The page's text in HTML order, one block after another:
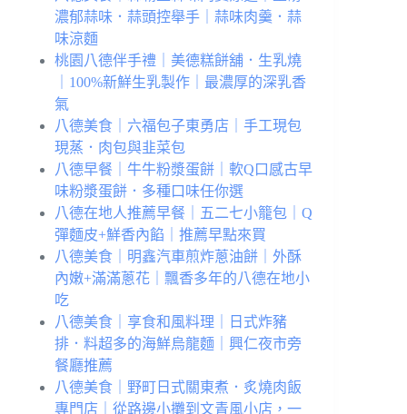
濃郁蒜味．蒜頭控舉手｜蒜味肉羹．蒜
味涼麵
桃園八德伴手禮｜美德糕餅舖．生乳燒
｜100%新鮮生乳製作｜最濃厚的深乳香
氣
八德美食｜六福包子東勇店｜手工現包
現蒸．肉包與韭菜包
八德早餐｜牛牛粉漿蛋餅｜軟Q口感古早
味粉漿蛋餅．多種口味任你選
八德在地人推薦早餐｜五二七小籠包｜Q
彈麵皮+鮮香內餡｜推薦早點來買
八德美食｜明鑫汽車煎炸蔥油餅｜外酥
內嫩+滿滿蔥花｜飄香多年的八德在地小
吃
八德美食｜享食和風料理｜日式炸豬
排．料超多的海鮮烏龍麵｜興仁夜市旁
餐廳推薦
八德美食｜野町日式關東煮．炙燒肉飯
專門店｜從路邊小攤到文青風小店，一